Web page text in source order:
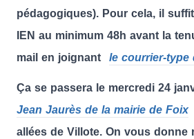
pédagogiques). Pour cela, il
IEN au minimum 48h avant la
mail en joignant
le courrier-type
Ça se passera le mercredi 24
Jean Jaurès de la mairie de Foix
allées de Villote. On vous donne